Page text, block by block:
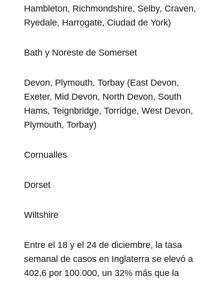
Hambleton, Richmondshire, Selby, Craven,
Ryedale, Harrogate, Ciudad de York)
Bath y Noreste de Somerset
Devon, Plymouth, Torbay (East Devon,
Exeter, Mid Devon, North Devon, South
Hams, Teignbridge, Torridge, West Devon,
Plymouth, Torbay)
Cornualles
Dorset
Wiltshire
Entre el 18 y el 24 de diciembre, la tasa
semanal de casos en Inglaterra se elevó a
402,6 por 100.000, un 32% más que la